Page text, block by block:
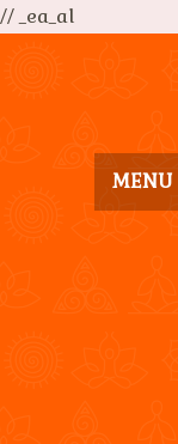
// _ea_al
MENU